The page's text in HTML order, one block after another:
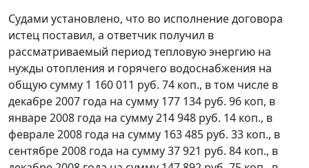
Судами установлено, что во исполнение договора
истец поставил, а ответчик получил в
рассматриваемый период тепловую энергию на
нужды отопления и горячего водоснабжения на
общую сумму 1 160 011 руб. 74 коп., в том числе в
декабре 2007 года на сумму 177 134 руб. 96 коп, в
январе 2008 года на сумму 214 948 руб. 14 коп., в
феврале 2008 года на сумму 163 485 руб. 33 коп., в
сентябре 2008 года на сумму 37 921 руб. 84 коп., в